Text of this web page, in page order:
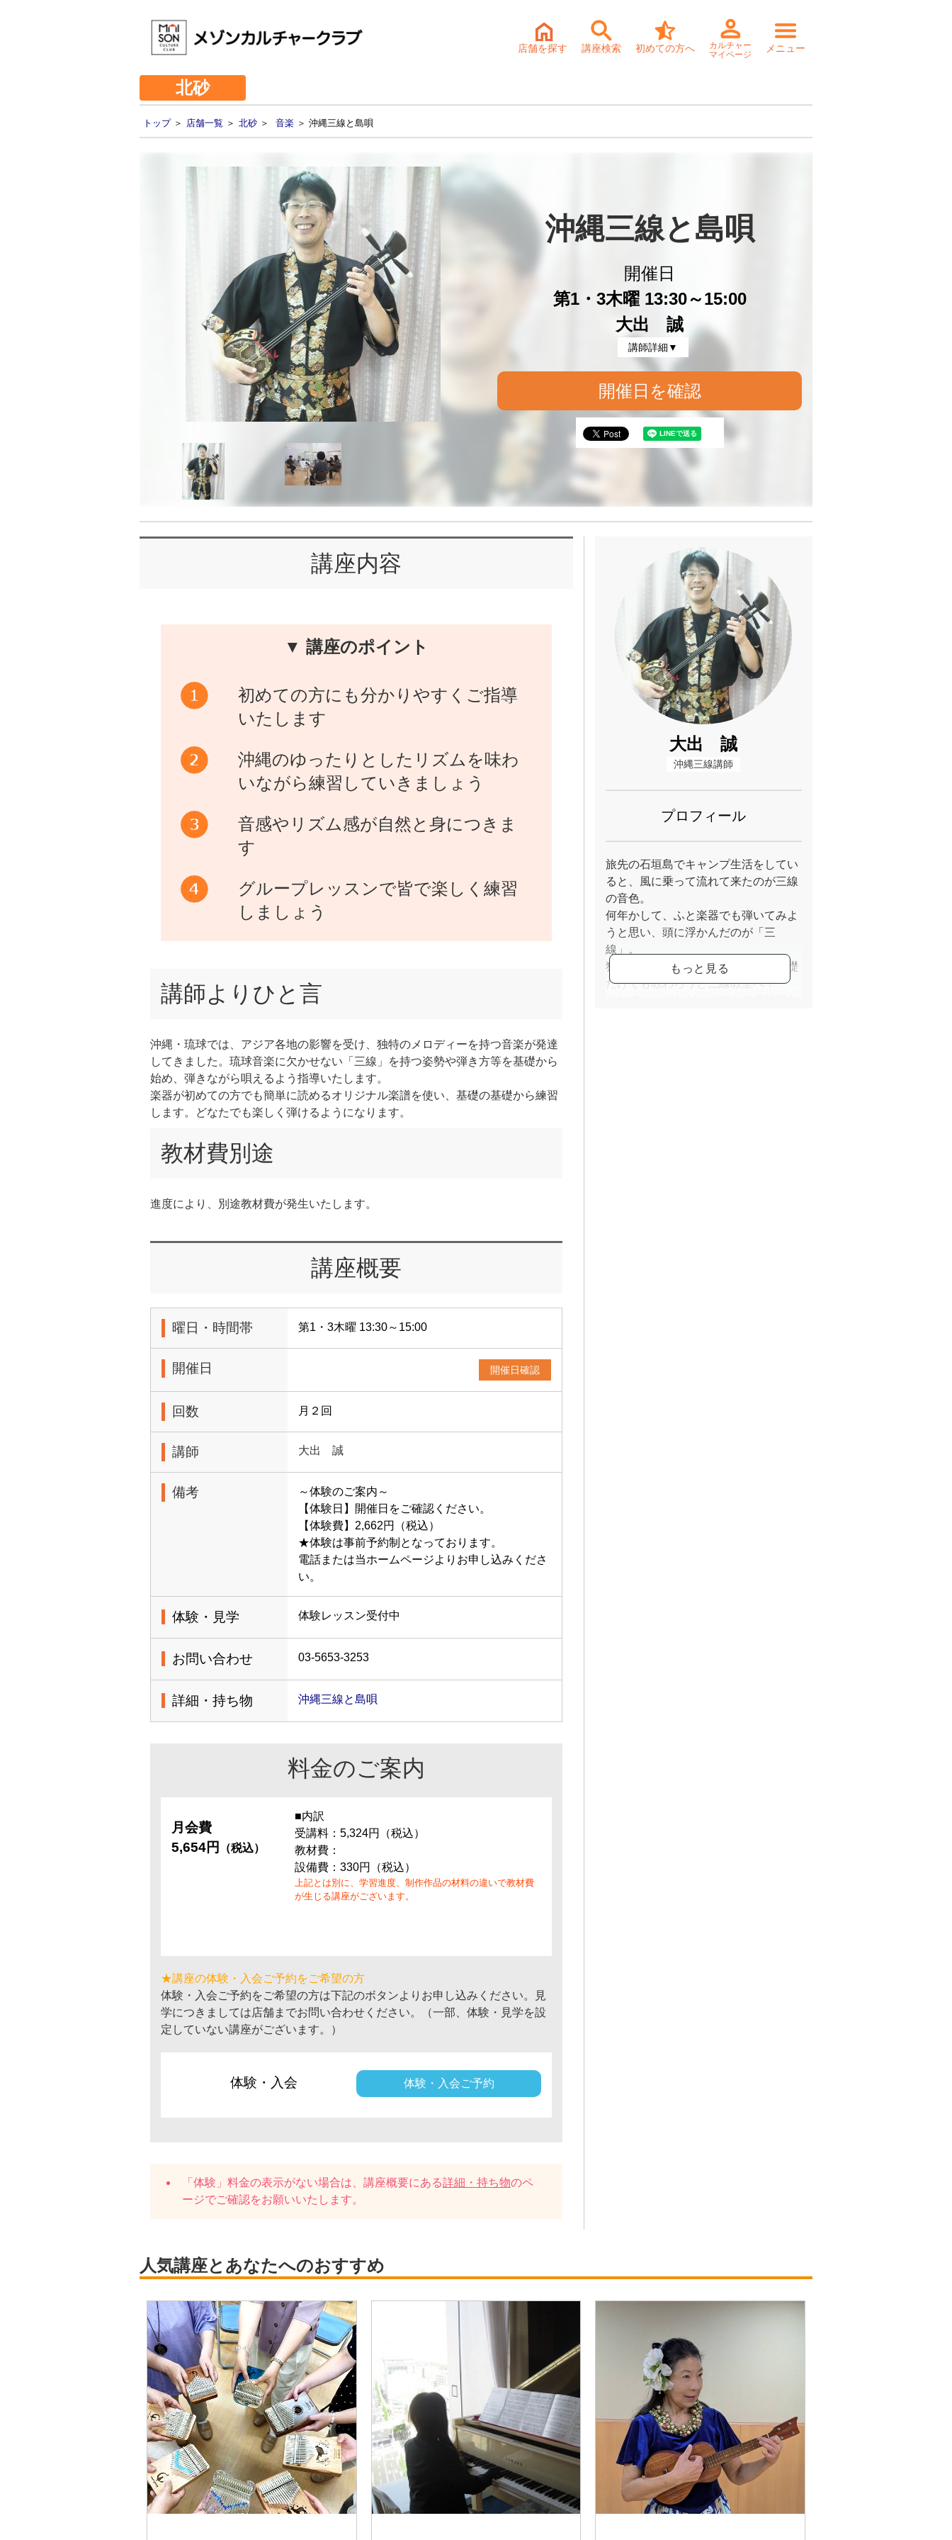
店舗を探す 講座検索 初めての方へ
カルチャー
マイページ
メニュー
北砂
トップ＞ 店舗一覧 ＞ 北砂 ＞ 音楽 ＞ 沖縄三線と島唄
沖縄三線と島唄
開催日
第1・3木曜 13:30～15:00
大出 誠
講師詳細▼
開催日を確認
講座内容
▼ 講座のポイント
初めての方にも分かりやすくご指導
いたします
沖縄のゆったりとしたリズムを味わ
いながら練習していきましょう
音感やリズム感が自然と身につきま
す
グループレッスンで皆で楽しく練習
しましょう
講師よりひと言
沖縄・琉球では、アジア各地の影響を受け、独特のメロディーを持つ音楽が発達
してきました。琉球音楽に欠かせない「三線」を持つ姿勢や弾き方等を基礎から
始め、弾きながら唄えるよう指導いたします。
楽器が初めての方でも簡単に読めるオリジナル楽譜を使い、基礎の基礎から練習
します。どなたでも楽しく弾けるようになります。
教材費別途
進度により、別途教材費が発生いたします。
講座概要
曜日・時間帯 第1・3木曜 13:30～15:00
開催日 開催日確認
回数 月２回
講師 大出 誠
備考
～体験のご案内～
【体験日】開催日をご確認ください。
【体験費】2,662円（税込）
★体験は事前予約制となっております。
電話または当ホームページよりお申し込みくださ
い。
体験・見学 体験レッスン受付中
お問い合わせ 03-5653-3253
詳細・持ち物 沖縄三線と島唄
料金のご案内
月会費
5,654円
（税込）
■内訳
受講料：5,324円（税込）
教材費：
設備費：330円（税込）
上記とは別に、学習進度、制作作品の材料の違いで教材費
が生じる講座がございます。
★講座の体験・入会ご予約をご希望の方
体験・入会ご予約をご希望の方は下記のボタンよりお申し込みください。見
学につきましては店舗までお問い合わせください。（一部、体験・見学を設
定していない講座がございます。）
体験・入会 体験・入会ご予約
「体験」料金の表示がない場合は、講座概要にある詳細・持ち物のペ
ージでご確認をお願いいたします。
大出 誠
沖縄三線講師
プロフィール
旅先の石垣島でキャンプ生活をしてい
ると、風に乗って流れて来たのが三線
の音色。
何年かして、ふと楽器でも弾いてみよ
うと思い、頭に浮かんだのが「三
線」。
独学で始めたものの全くダメで、基礎
だけでも教わろうと三線教室へ！